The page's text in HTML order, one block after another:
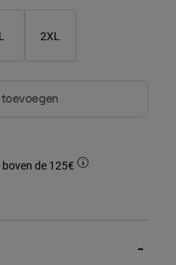
2XL
de 125€